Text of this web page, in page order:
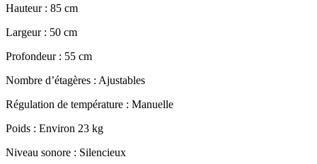
Hauteur : 85 cm
Largeur : 50 cm
Profondeur : 55 cm
Nombre d’étagères : Ajustables
Régulation de température : Manuelle
Poids : Environ 23 kg
Niveau sonore : Silencieux